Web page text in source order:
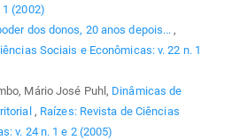
1 (2002)
dos donos, 20 anos depois...,
Sociais e Econômicas: v. 22 n. 1
Mário José Puhl, Dinâmicas de
, Raízes: Revista de Ciências
v. 24 n. 1 e 2 (2005)